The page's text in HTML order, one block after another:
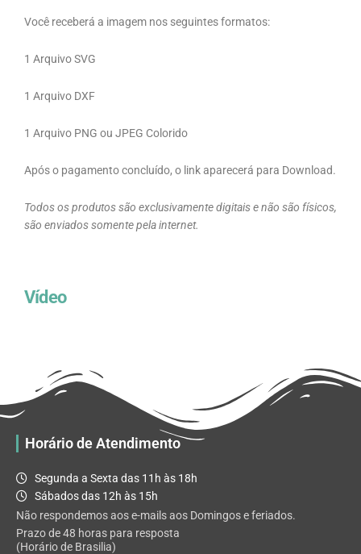
Você receberá a imagem nos seguintes formatos:
1 Arquivo SVG
1 Arquivo DXF
1 Arquivo PNG ou JPEG Colorido
Após o pagamento concluído, o link aparecerá para Download.
Todos os produtos são exclusivamente digitais e não são físicos,
são enviados somente pela internet.
Vídeo
Horário de Atendimento
Segunda a Sexta das 11h às 18h
Sábados das 12h às 15h
Não respondemos aos e-mails aos Domingos e feriados.
Prazo de 48 horas para resposta
(Horário de Brasilia)